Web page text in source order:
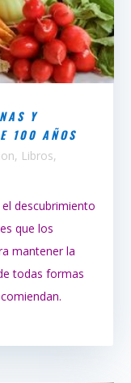
Y
100 AÑOS
, Libros,
descubrimiento
que los
mantener la
todas formas